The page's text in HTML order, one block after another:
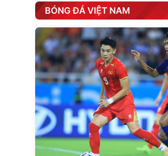
BÓNG ĐÁ VIỆT NAM